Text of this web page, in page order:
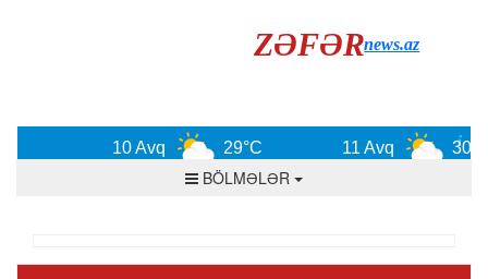
ZƏFƏRnews.az
10 Avq 29°C 11 Avq 30°C
BÖLMƏLƏR